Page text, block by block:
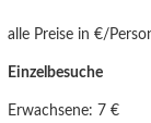
alle Preise in €/
Einzelbesuche
Erwachsene: 7 €